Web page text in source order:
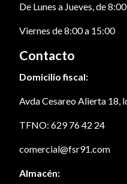
De Lunes a Jueves, de
Viernes de 8:00 a 15:00
Contacto
Domicilio fiscal:
Avda Cesareo Alierta 18,
TFNO: 629 76 42 24
comercial@fsr91.com
Almacén: